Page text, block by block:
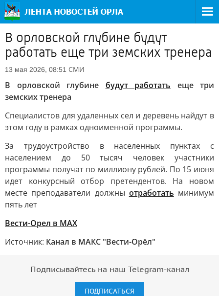
В орловской глубине будут
работать еще три земских тренера
13 мая 2026, 08:51 СМИ
В орловской глубине будут работать еще три
земских тренера
Специалистов для удаленных сел и деревень найдут в
этом году в рамках одноименной программы.
За трудоустройство в населенных пунктах с
населением до 50 тысяч человек участники
программы получат по миллиону рублей. По 15 июня
идет конкурсный отбор претендентов. На новом
месте преподаватели должны отработать минимум
пять лет
Вести-Орел в МАХ
Источник: Канал в МАКС "Вести-Орёл"
Подписывайтесь на наш Telegram-канал
ПОДПИСАТЬСЯ